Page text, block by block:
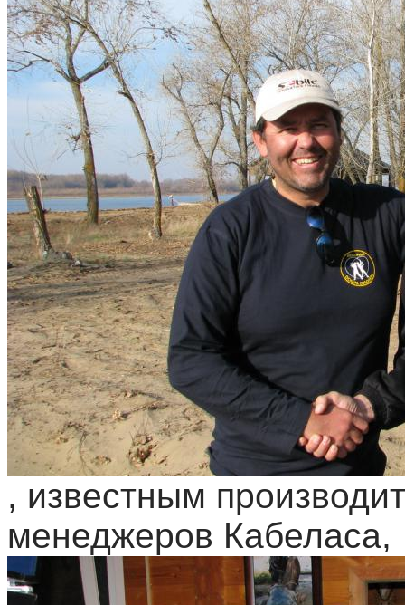
, известным
менеджеров Кабеласа,